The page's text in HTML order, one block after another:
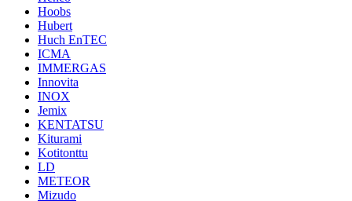
Hoobs
Hubert
Huch EnTEC
ICMA
IMMERGAS
Innovita
INOX
Jemix
KENTATSU
Kiturami
Kotitonttu
LD
METEOR
Mizudo